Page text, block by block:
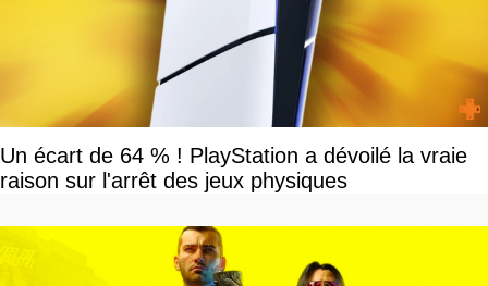
Un écart de 64 % ! PlayStation a dévoilé la vraie
raison sur l'arrêt des jeux physiques